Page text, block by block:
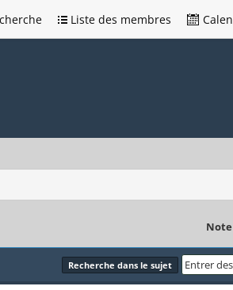
Liste des membres
Recherche dans le sujet